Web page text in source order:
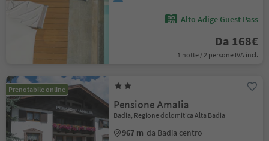
Alto Adige Guest Pass
Da 168€
1 notte / 2 persone IVA incl.
Prenotabile online
Pensione Amalia
Badia, Regione dolomitica Alta Badia
967 m da Badia centro